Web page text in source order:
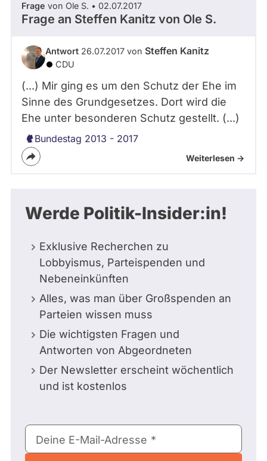
Frage von Ole S. • 02.07.2017
Frage an Steffen Kanitz von Ole S.
Antwort 26.07.2017 von Steffen Kanitz
CDU
(...) Mir ging es um den Schutz der Ehe im
Sinne des Grundgesetzes. Dort wird die
Ehe unter besonderen Schutz gestellt. (...)
Bundestag 2013 - 2017
Weiterlesen ->
Werde Politik-Insider:in!
Exklusive Recherchen zu
Lobbyismus, Parteispenden und
Nebeneinkünften
Alles, was man über Großspenden an
Parteien wissen muss
Die wichtigsten Fragen und
Antworten von Abgeordneten
Der Newsletter erscheint wöchentlich
und ist kostenlos
E-
Mail-
Deine E-Mail-Adresse